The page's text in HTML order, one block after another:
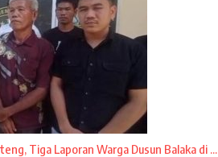
Tiga Laporan Warga Dusun Balaka di ...